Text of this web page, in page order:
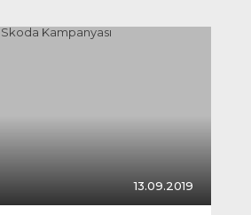
13.09.2019